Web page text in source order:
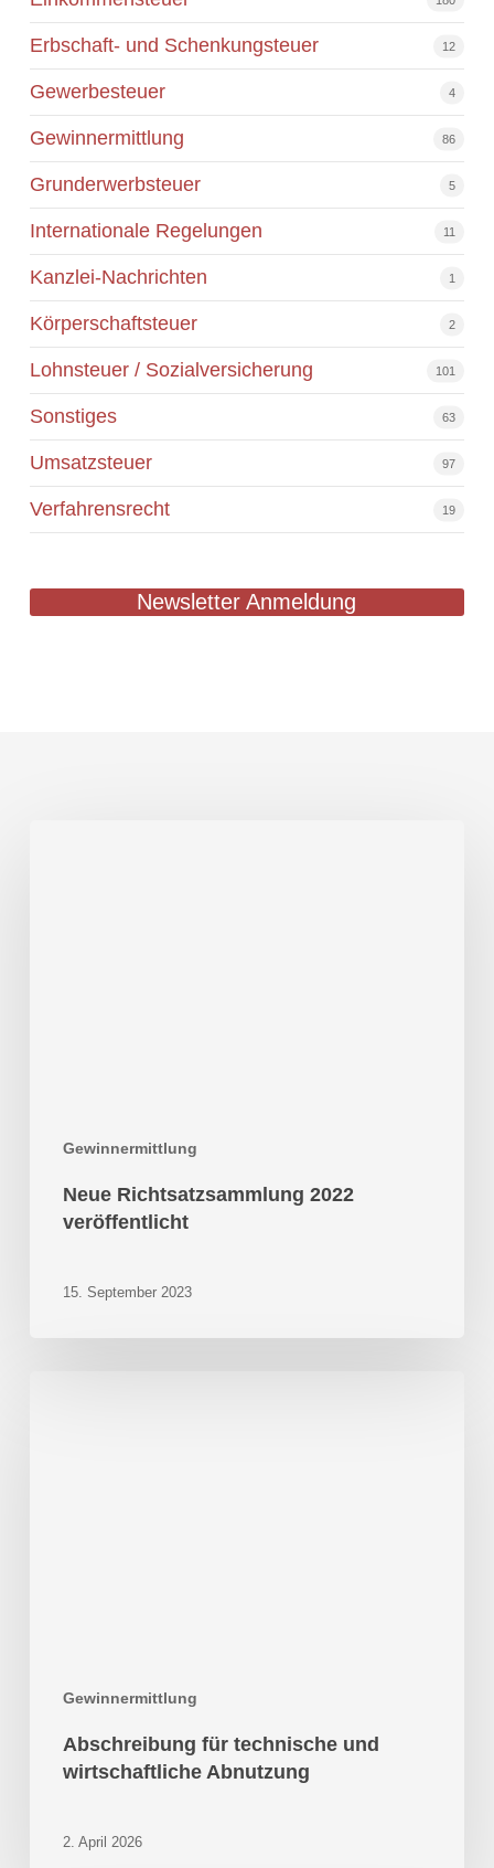
Erbschaft- und Schenkungsteuer 12
Gewerbesteuer 4
Gewinnermittlung 86
Grunderwerbsteuer 5
Internationale Regelungen 11
Kanzlei-Nachrichten 1
Körperschaftsteuer 2
Lohnsteuer / Sozialversicherung 101
Sonstiges 63
Umsatzsteuer 97
Verfahrensrecht 19
Newsletter Anmeldung
Gewinnermittlung
Neue Richtsatzsammlung 2022
veröffentlicht
15. September 2023
Gewinnermittlung
Abschreibung für technische und
wirtschaftliche Abnutzung
2. April 2026